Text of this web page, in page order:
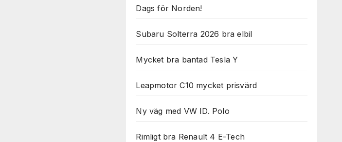
Dags för Norden!
Subaru Solterra 2026 bra elbil
Mycket bra bantad Tesla Y
Leapmotor C10 mycket prisvärd
Ny väg med VW ID. Polo
Rimligt bra Renault 4 E-Tech